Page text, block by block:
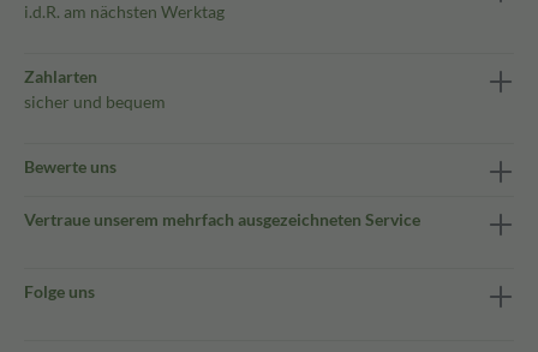
i.d.R. am nächsten Werktag
Zahlarten
sicher und bequem
Bewerte uns
Vertraue unserem mehrfach ausgezeichneten Service
Folge uns